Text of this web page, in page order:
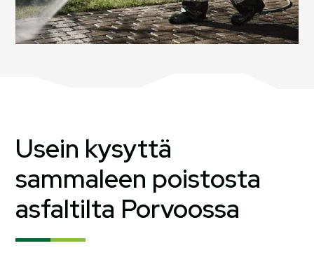
Usein kysyttä
sammaleen poistosta
asfaltilta Porvoossa